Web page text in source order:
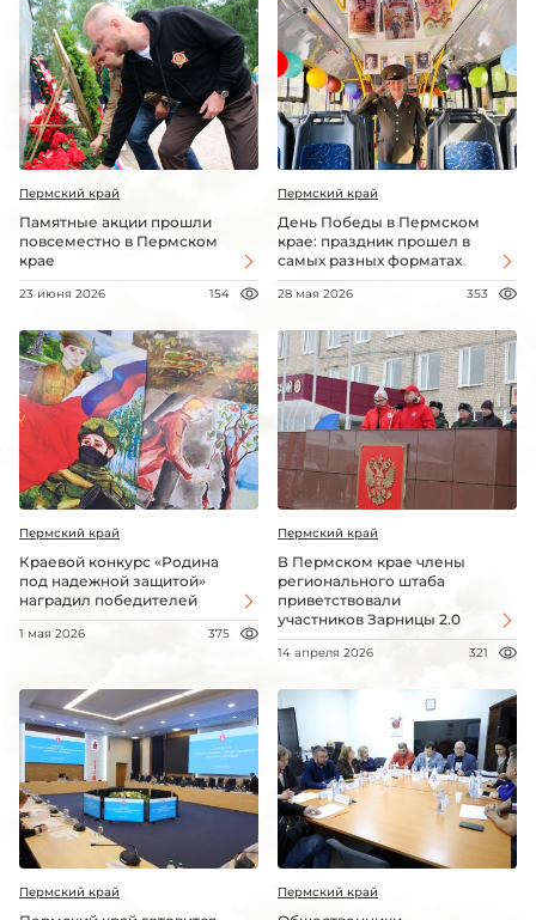
Пермский край
Памятные акции прошли
повсеместно в Пермском
крае
23 июня 2026 154
Пермский край
День Победы в Пермском
крае: праздник прошел в
самых разных форматах
28 мая 2026 353
Пермский край
Краевой конкурс «Родина
под надежной защитой»
наградил победителей
1 мая 2026 375
Пермский край
В Пермском крае члены
регионального штаба
приветствовали
участников Зарницы 2.0
14 апреля 2026 321
Пермский край Пермский край